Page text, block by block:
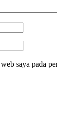
saya pada